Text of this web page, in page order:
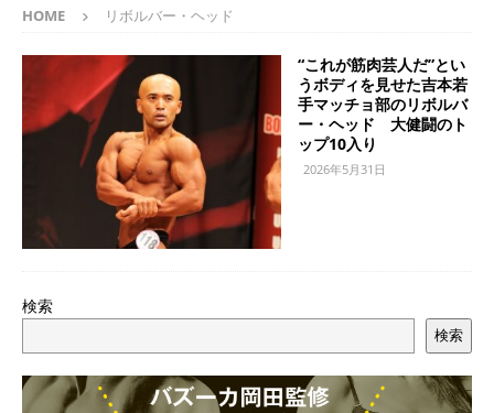
HOME リボルバー・ヘッド
“これが筋肉芸人だ”とい
うボディを見せた吉本若
手マッチョ部のリボルバ
ー・ヘッド 大健闘のト
ップ10入り
2026年5月31日
検索
検索